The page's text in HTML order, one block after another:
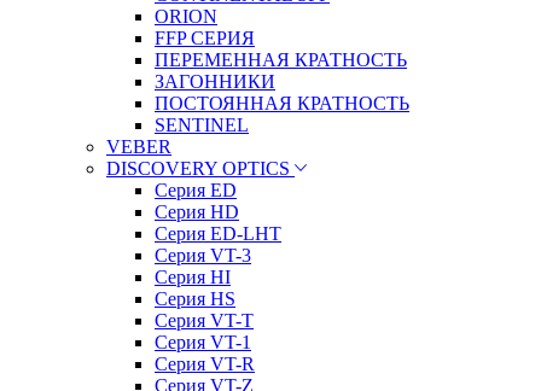
ORION
FFP СЕРИЯ
ПЕРЕМЕННАЯ КРАТНОСТЬ
ЗАГОННИКИ
ПОСТОЯННАЯ КРАТНОСТЬ
SENTINEL
VEBER
DISCOVERY OPTICS
Серия ED
Серия HD
Серия ED-LHT
Серия VT-3
Серия HI
Серия HS
Серия VT-T
Серия VT-1
Серия VT-R
Серия VT-Z